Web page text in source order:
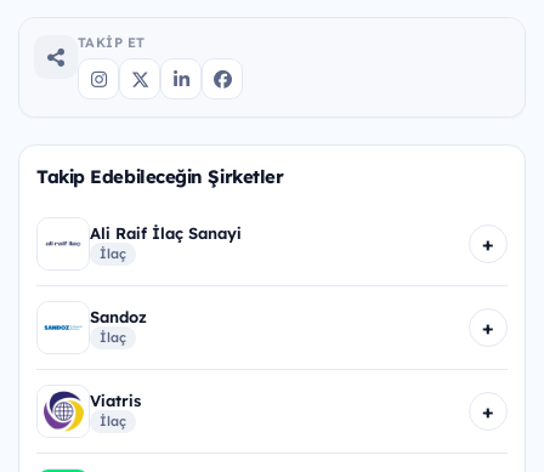
TAKIP ET
Takip Edebileceğin Şirketler
Ali Raif İlaç Sanayi
İlaç +
Sandoz
İlaç +
Viatris
İlaç +